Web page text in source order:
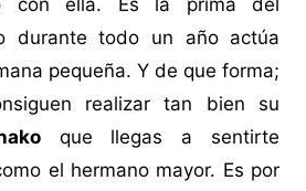
con ella. Es la prima del
durante todo un año actúa
pequeña. Y de que forma;
realizar tan bien su
que llegas a sentirte
el hermano mayor. Es por